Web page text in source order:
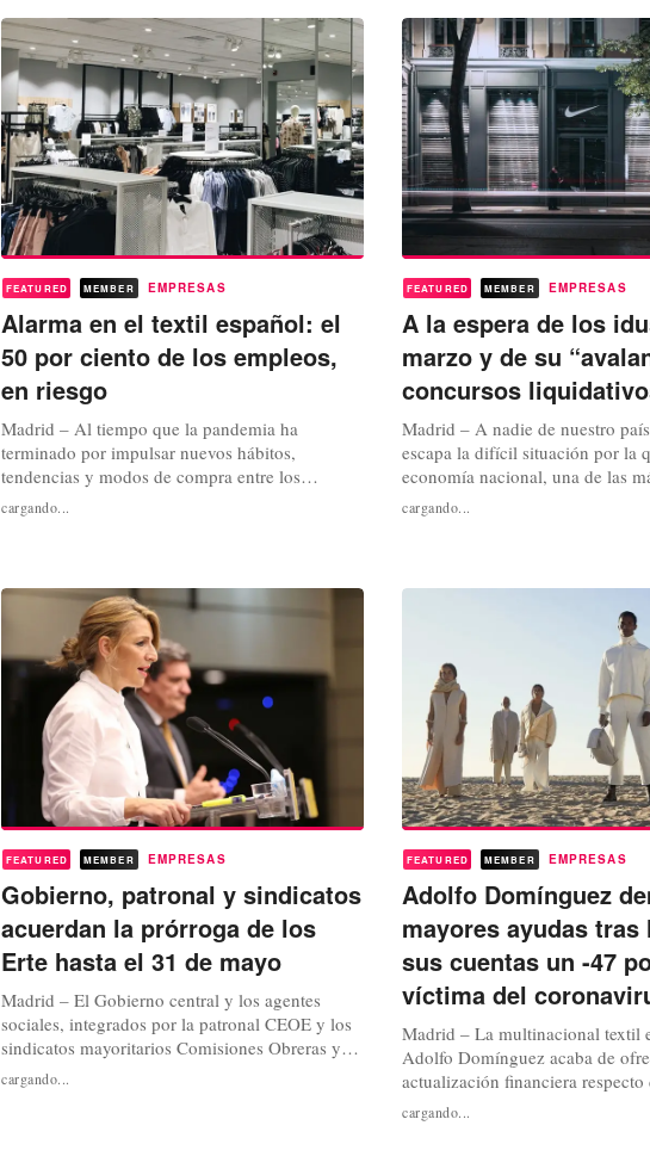
como ajustar...
FEATURED MEMBER EMPRESAS
Alarma en el textil español: el
50 por ciento de los empleos,
en riesgo
Madrid – Al tiempo que la pandemia ha
terminado por impulsar nuevos hábitos,
tendencias y modos de compra entre los
consumidores, también estaría agudizando los
problemas que venía arrastrando el sector textil
competitividad entre las empresas, guerras de...
cargando...
FEATURED MEMBER EMPRESAS
A la espera de los
marzo y de su
concursos
Madrid – A nadie de nuestro
escapa la difícil situación por la
economía nacional, una de las
perjudicadas, según registros de
internacionales como la propia
coronavirus. Una crisis...
cargando...
FEATURED MEMBER EMPRESAS
Gobierno, patronal y sindicatos
acuerdan la prórroga de los
Erte hasta el 31 de mayo
Madrid – El Gobierno central y los agentes
sociales, integrados por la patronal CEOE y los
sindicatos mayoritarios Comisiones Obreras y
UGT en representación de los trabajadores,
alcanzaban en el día de ayer un último acuerdo
cargando...
FEATURED MEMBER EMPRESAS
Adolfo Domínguez
mayores ayudas tras
sus cuentas un -47
víctima del
Madrid – La multinacional textil
Adolfo Domínguez acaba de
actualización financiera
atravesada por la compañía entre
marzo a noviembre de 2020. Un
cargando...